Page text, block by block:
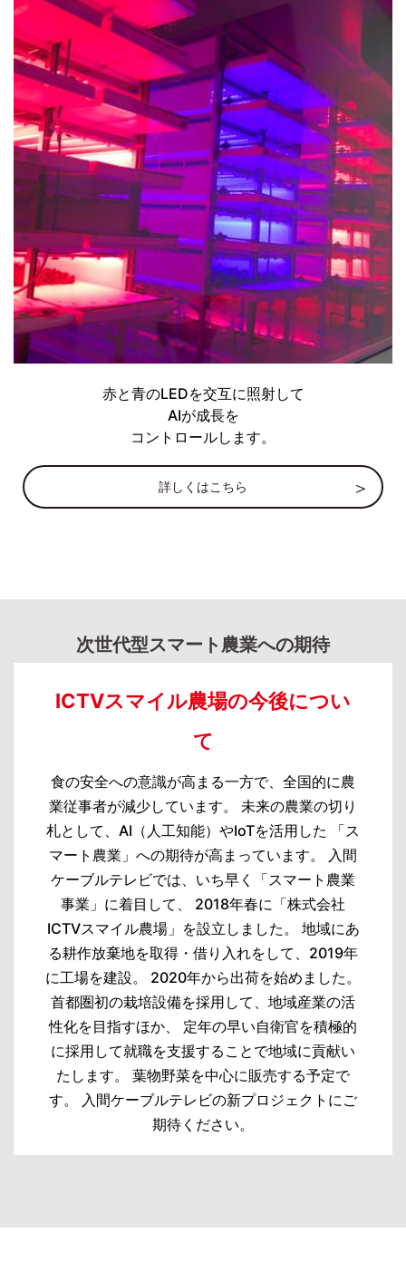
赤と青のLEDを交互に照射して
AIが成長を
コントロールします。
詳しくはこちら
次世代型スマート農業への期待
ICTVスマイル農場の今後につい
て
食の安全への意識が高まる一方で、全国的に農
業従事者が減少しています。 未来の農業の切り
札として、AI（人工知能）やIoTを活用した 「ス
マート農業」への期待が高まっています。 入間
ケーブルテレビでは、いち早く「スマート農業
事業」に着目して、 2018年春に「株式会社
ICTVスマイル農場」を設立しました。 地域にあ
る耕作放棄地を取得・借り入れをして、2019年
に工場を建設。 2020年から出荷を始めました。
首都圏初の栽培設備を採用して、地域産業の活
性化を目指すほか、 定年の早い自衛官を積極的
に採用して就職を支援することで地域に貢献い
たします。 葉物野菜を中心に販売する予定で
す。 入間ケーブルテレビの新プロジェクトにご
期待ください。